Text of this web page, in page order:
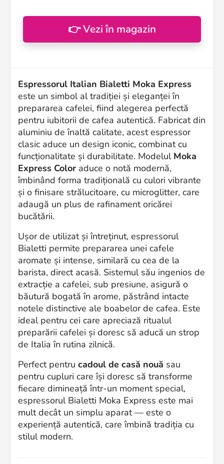
👉 Vezi în magazin
Espressorul Italian Bialetti Moka Express
este un simbol al tradiției și eleganței în
prepararea cafelei, fiind alegerea perfectă
pentru iubitorii de cafea autentică. Fabricat din
aluminiu de înaltă calitate, acest espressor
clasic aduce un design iconic, combinat cu
funcționalitate și durabilitate. Modelul Moka
Express Color aduce o notă modernă,
îmbinând forma tradițională cu culori vibrante
și o finisare strălucitoare, cu microglitter, care
adaugă un plus de rafinament oricărei
bucătării.
Ușor de utilizat și întreținut, espressorul
Bialetti permite prepararea unei cafele
aromate și intense, similară cu cea de la
barista, direct acasă. Sistemul său ingenios de
extracție a cafelei, sub presiune, asigură o
băutură bogată în arome, păstrând intacte
notele distinctive ale boabelor de cafea. Este
ideal pentru cei care apreciază ritualul
preparării cafelei și doresc să aducă un strop
de Italia în rutina zilnică.
Perfect pentru cadoul de casă nouă sau
pentru cupluri care își doresc să transforme
fiecare dimineață într-un moment special,
espressorul Bialetti Moka Express este mai
mult decât un simplu aparat — este o
experiență autentică, care îmbină tradiția cu
stilul modern.